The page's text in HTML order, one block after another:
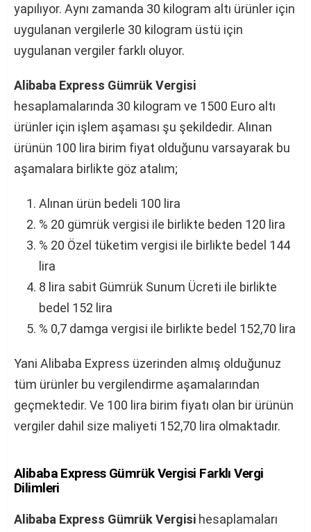
yapılıyor. Aynı zamanda 30 kilogram altı ürünler için
uygulanan vergilerle 30 kilogram üstü için
uygulanan vergiler farklı oluyor.
Alibaba Express Gümrük Vergisi
hesaplamalarında 30 kilogram ve 1500 Euro altı
ürünler için işlem aşaması şu şekildedir. Alınan
ürünün 100 lira birim fiyat olduğunu varsayarak bu
aşamalara birlikte göz atalım;
Alınan ürün bedeli 100 lira
% 20 gümrük vergisi ile birlikte beden 120 lira
% 20 Özel tüketim vergisi ile birlikte bedel 144
lira
8 lira sabit Gümrük Sunum Ücreti ile birlikte
bedel 152 lira
% 0,7 damga vergisi ile birlikte bedel 152,70 lira
Yani Alibaba Express üzerinden almış olduğunuz
tüm ürünler bu vergilendirme aşamalarından
geçmektedir. Ve 100 lira birim fiyatı olan bir ürünün
vergiler dahil size maliyeti 152,70 lira olmaktadır.
Alibaba Express Gümrük Vergisi Farklı Vergi
Dilimleri
Alibaba Express Gümrük Vergisi hesaplamaları